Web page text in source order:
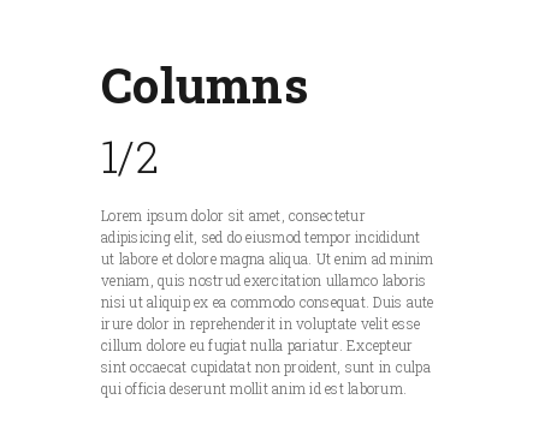
Columns
1/2
Lorem ipsum dolor sit amet, consectetur
adipisicing elit, sed do eiusmod tempor incididunt
ut labore et dolore magna aliqua. Ut enim ad minim
veniam, quis nostrud exercitation ullamco laboris
nisi ut aliquip ex ea commodo consequat. Duis aute
irure dolor in reprehenderit in voluptate velit esse
cillum dolore eu fugiat nulla pariatur. Excepteur
sint occaecat cupidatat non proident, sunt in culpa
qui officia deserunt mollit anim id est laborum.